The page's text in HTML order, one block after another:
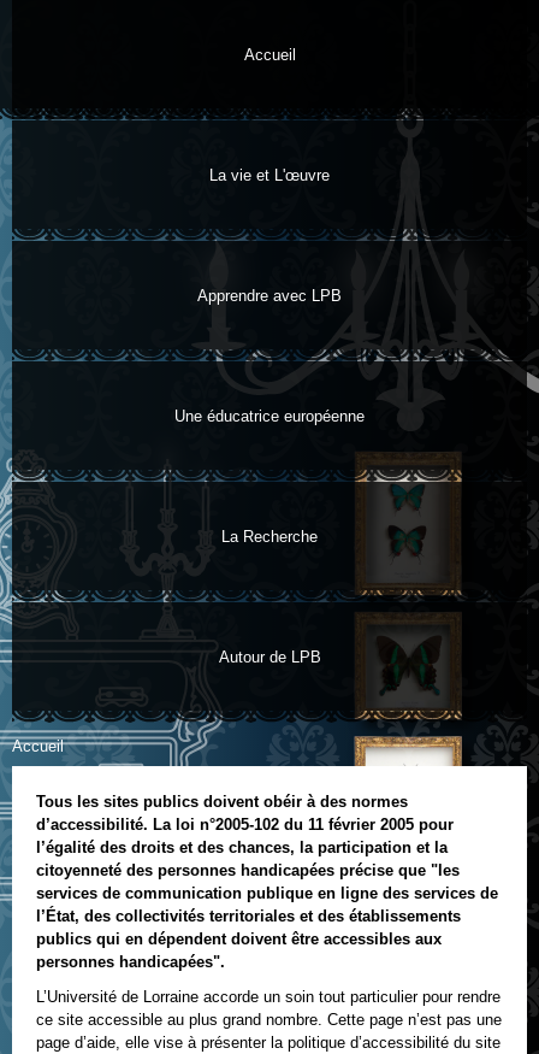
principalAccueil
La vie et L'œuvre
Apprendre avec LPB
Une éducatrice européenne
La Recherche
Autour de LPB
Vous êtes ici
Accueil
Tous les sites publics doivent obéir à des normes
d’accessibilité. La loi n°2005-102 du 11 février 2005 pour
l’égalité des droits et des chances, la participation et la
citoyenneté des personnes handicapées précise que "les
services de communication publique en ligne des services de
l’État, des collectivités territoriales et des établissements
publics qui en dépendent doivent être accessibles aux
personnes handicapées".
L’Université de Lorraine accorde un soin tout particulier pour rendre
ce site accessible au plus grand nombre. Cette page n’est pas une
page d’aide, elle vise à présenter la politique d’accessibilité du site